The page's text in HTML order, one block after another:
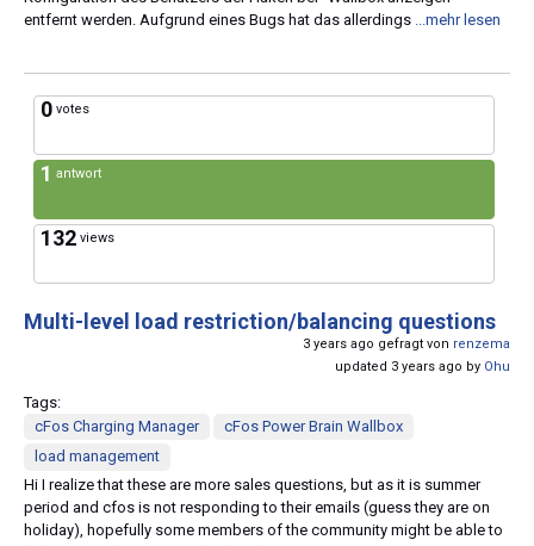
entfernt werden. Aufgrund eines Bugs hat das allerdings
...mehr lesen
0 votes
1 antwort
132 views
Multi-level load restriction/balancing questions
3 years ago gefragt von renzema
updated 3 years ago by Ohu
Tags:
cFos Charging Manager
cFos Power Brain Wallbox
load management
Hi I realize that these are more sales questions, but as it is summer
period and cfos is not responding to their emails (guess they are on
holiday), hopefully some members of the community might be able to